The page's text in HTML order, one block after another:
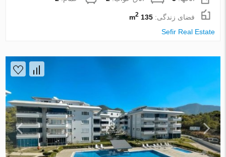
فضای زندگی:135 m
2
Sefir Real Estate